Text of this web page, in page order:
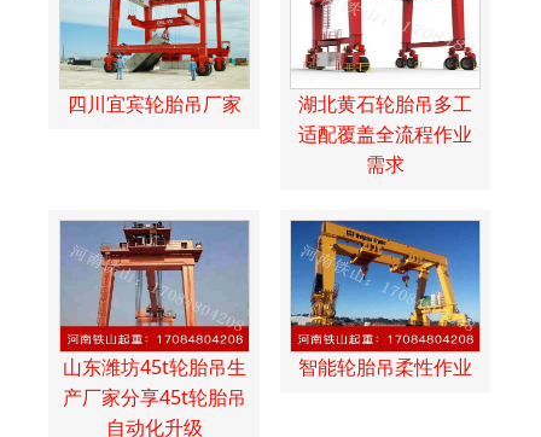
四川宜宾轮胎吊厂家
湖北黄石轮胎吊多工
适配覆盖全流程作业
需求
山东潍坊45t轮胎吊生
产厂家分享45t轮胎吊
自动化升级
智能轮胎吊柔性作业